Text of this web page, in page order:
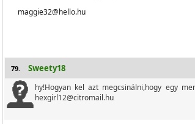
maggie32@hello.hu
79. Sweety18
hy!Hogyan kel azt megcsinálni,hogy egy
hexgirl12@citromail.hu